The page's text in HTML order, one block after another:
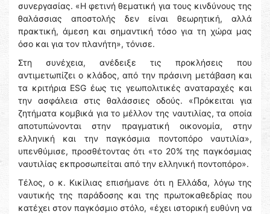
συνεργασίας. «Η φετινή θεματική για τους κινδύνους της
θαλάσσιας αποστολής δεν είναι θεωρητική, αλλά
πρακτική, άμεση και σημαντική τόσο για τη χώρα μας
όσο και για τον πλανήτη», τόνισε.
Στη συνέχεια, ανέδειξε τις προκλήσεις που
αντιμετωπίζει ο κλάδος, από την πράσινη μετάβαση και
τα κριτήρια ESG έως τις γεωπολιτικές αναταραχές και
την ασφάλεια στις θαλάσσιες οδούς. «Πρόκειται για
ζητήματα κομβικά για το μέλλον της ναυτιλίας, τα οποία
αποτυπώνονται στην πραγματική οικονομία, στην
ελληνική και την παγκόσμια ποντοπόρο ναυτιλία»,
υπενθύμισε, προσθέτοντας ότι «το 20% της παγκόσμιας
ναυτιλίας εκπροσωπείται από την ελληνική ποντοπόρο».
Τέλος, ο κ. Κικίλιας επισήμανε ότι η Ελλάδα, λόγω της
ναυτικής της παράδοσης και της πρωτοκαθεδρίας που
κατέχει στον παγκόσμιο στόλο, «έχει ιστορική ευθύνη να